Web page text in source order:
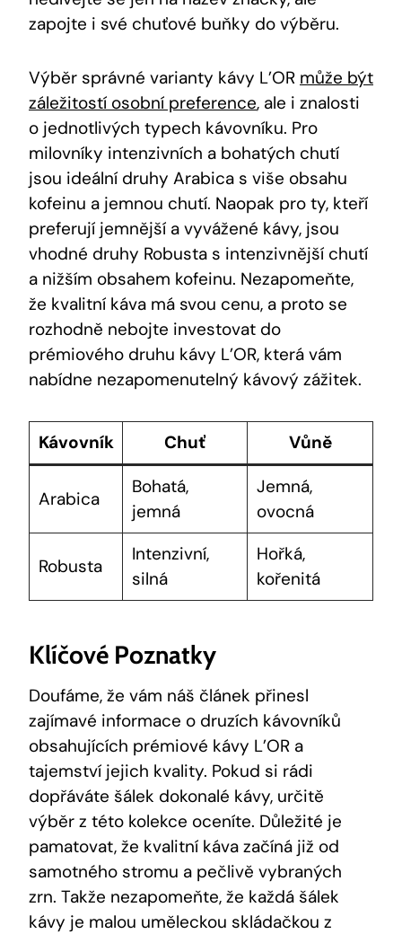
zapojte i své chuťové buňky do výběru.
Výběr správné varianty kávy L’OR může být
záležitostí osobní preference, ale i znalosti
o jednotlivých typech kávovníku. Pro
milovníky intenzivních a bohatých chutí
jsou ideální druhy Arabica s više obsahu
kofeinu a jemnou chutí. Naopak pro ty, kteří
preferují jemnější a vyvážené kávy, jsou
vhodné druhy Robusta s intenzivnější chutí
a nižším obsahem kofeinu. Nezapomeňte,
že kvalitní káva má svou cenu, a proto se
rozhodně nebojte investovat do
prémiového druhu kávy L’OR, která vám
nabídne nezapomenutelný kávový zážitek.
Kávovník Chuť Vůně
Arabica
Bohatá,
jemná
Jemná,
ovocná
Robusta
Intenzivní,
silná
Hořká,
kořenitá
Klíčové Poznatky
Doufáme, že vám náš článek přinesl
zajímavé informace o druzích kávovníků
obsahujících prémiové kávy L’OR a
tajemství jejich kvality. Pokud si rádi
dopřáváte šálek dokonalé kávy, určitě
výběr z této kolekce oceníte. Důležité je
pamatovat, že kvalitní káva začíná již od
samotného stromu a pečlivě vybraných
zrn. Takže nezapomeňte, že každá šálek
kávy je malou uměleckou skládačkou z